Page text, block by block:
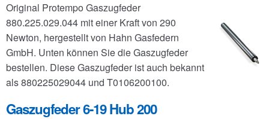
FAQ
Original Protempo Gaszugfeder
880.225.029.044 mit einer Kraft von 290
Newton, hergestellt von Hahn Gasfedern
GmbH. Unten können Sie die Gaszugfeder
bestellen. Diese Gaszugfeder ist auch bekannt
als 880225029044 und T0106200100.
Gaszugfeder 6-19 Hub 200